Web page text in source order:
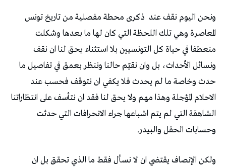
ونحن اليوم نقف عند ذكرى محطة مفصلية من تاريخ تونس
المعاصرة وهي تلك اللحظة التي كان لها ما بعدها وشكلت
منعطفا في حياة كل التونسيين بلا استثناء يحق لنا ان نقف
ونسائل الأحداث، بل وان نقيّم حالنا وننظر بعمق في تفاصيل ما
حدث وخاصة ما لم يحدث فلا يكفي ان نتوقف فحسب عند
الاحلام المؤجلة وهذا مهم ولا يحق لنا فقد ان نتأسف على انتظاراتنا
الشاهقة التي لم يتم اشباعها جراء الانحرافات التي حدثت
وحسابات الحقل والبيدر.
ولكن الإنصاف يقتضي ان لا نسأل فقط ما الذي تحقق بل ان